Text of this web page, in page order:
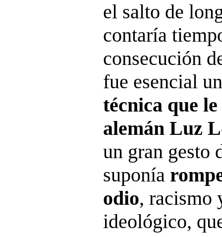
el salto de
contaría
consecución
fue esencial
técnica que
alemán Luz
un gran gesto
suponía
odio, racismo
ideológico,